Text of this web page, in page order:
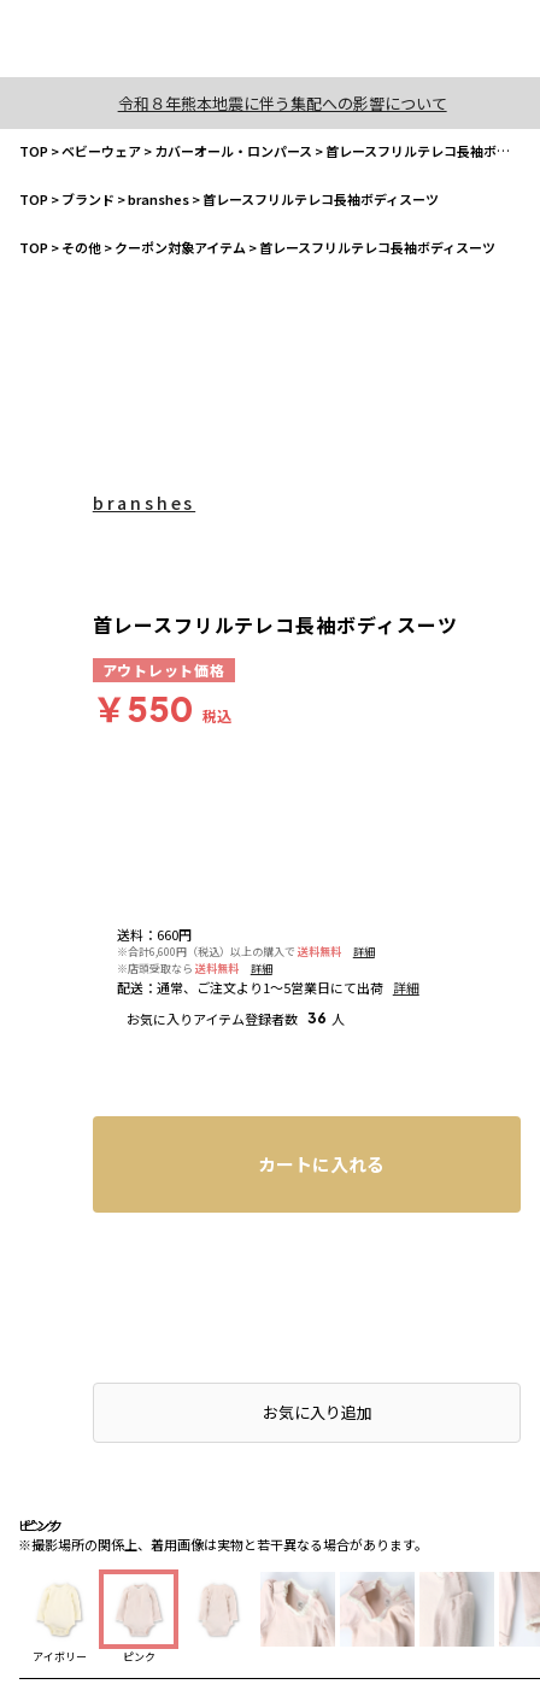
令和８年熊本地震に伴う集配への影響について
TOP>ベビーウェア>カバーオール・ロンパース >首レースフリルテレコ長袖ボディスーツ
TOP>ブランド >branshes>首レースフリルテレコ長袖ボディスーツ
TOP>その他>クーポン対象アイテム >首レースフリルテレコ長袖ボディスーツ
ピンク
※撮影場所の関係上、着用画像は実物と若干異なる場合があります。
ピンク
ピンク
アイボリー ピンク
送料： 660円
※合計6,600円（税込）以上の購入で 送料無料
詳細
※店頭受取なら 送料無料 詳細
配送： 通常、ご注文より1～5営業日にて出荷 詳細
お気に入りアイテム登録者数 36 人
branshes
首レースフリルテレコ長袖ボディスーツ
アウトレット価格
￥550 税込
カートに入れる
お気に入り追加